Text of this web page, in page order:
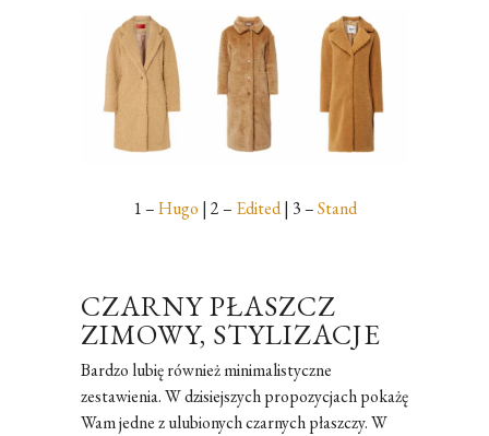
1 –Hugo | 2 – Edited| 3 –Stand
CZARNY PŁASZCZ
ZIMOWY, STYLIZACJE
Bardzo lubię również minimalistyczne
zestawienia. W dzisiejszych propozycjach pokażę
Wam jedne z ulubionych czarnych płaszczy. W